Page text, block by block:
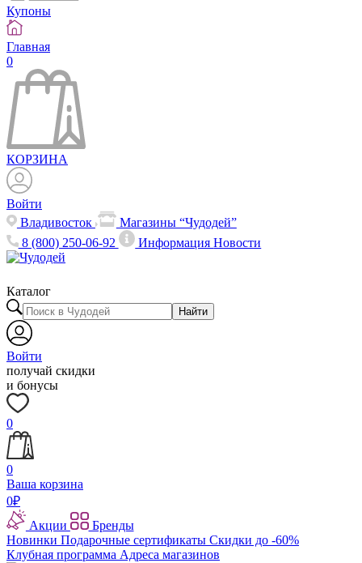
Купоны
Главная
0
КОРЗИНА
Войти
Владивосток
Магазины “Чудодей”
8 (800) 250-06-92
ИнформацияНовости
Каталог
Найти
Войти
получай скидки
и бонусы
0
0
Ваша корзина
0₽
Акции
Бренды
Новинки Подарочные сертификаты Скидки до -60%
Клубная программа Адреса магазинов